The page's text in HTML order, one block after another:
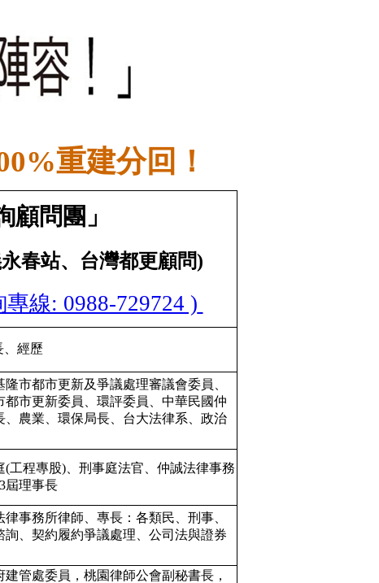
重建分回！
問團」
春站、台灣都更顧問)
線: 0988-729724 )
、經歷
市都市更新及爭議處理審議會委員、
市更新委員、環評委員、中華民國仲
農業、環保局長、台大法律系、政治
工程專股)、刑事庭法官、仲誠法律事務
屆理事長
事務所律師、專長：各類民、刑事、
、契約履約爭議處理、公司法與證券
管處委員，桃園律師公會副秘書長，